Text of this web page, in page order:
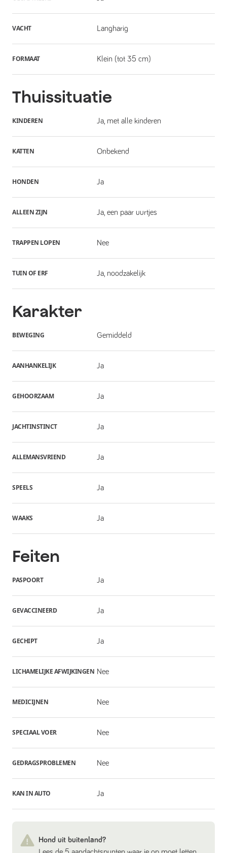
VACHT Langharig
FORMAAT Klein (tot 35 cm)
Thuissituatie
KINDEREN Ja, met alle kinderen
KATTEN Onbekend
HONDEN Ja
ALLEEN ZIJN Ja, een paar uurtjes
TRAPPEN LOPEN Nee
TUIN OF ERF Ja, noodzakelijk
Karakter
BEWEGING Gemiddeld
AANHANKELIJK Ja
GEHOORZAAM Ja
JACHTINSTINCT Ja
ALLEMANSVRIEND Ja
SPEELS Ja
WAAKS Ja
Feiten
PASPOORT Ja
GEVACCINEERD Ja
GECHIPT Ja
LICHAMELIJKE AFWIJKINGEN Nee
MEDICIJNEN Nee
SPECIAAL VOER Nee
GEDRAGSPROBLEMEN Nee
KAN IN AUTO Ja
Hond uit buitenland?